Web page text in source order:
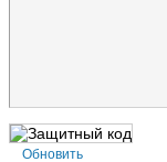
Обновить